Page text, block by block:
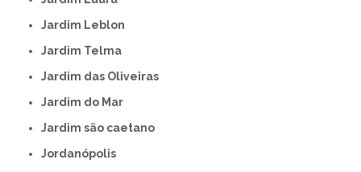
Jardim Leblon
Jardim Telma
Jardim das Oliveiras
Jardim do Mar
Jardim são caetano
Jordanópolis